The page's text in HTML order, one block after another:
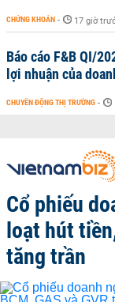
CHỨNG KHOÁN - 17 giờ
Báo cáo F&B QI/
lợi nhuận của
CHUYỂN ĐỘNG THỊ TRƯỜNG -
Cổ phiếu
loạt hút
tăng trần